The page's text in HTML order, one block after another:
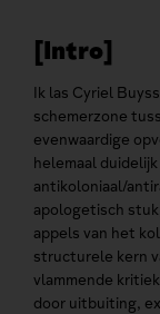
[Intro]
Ik las Cyriel
schemerzone
evenwaardige
helemaal
antikoloniaal/
apologetisch
appels van het
structurele kern
vlammende
door uitbuiting,